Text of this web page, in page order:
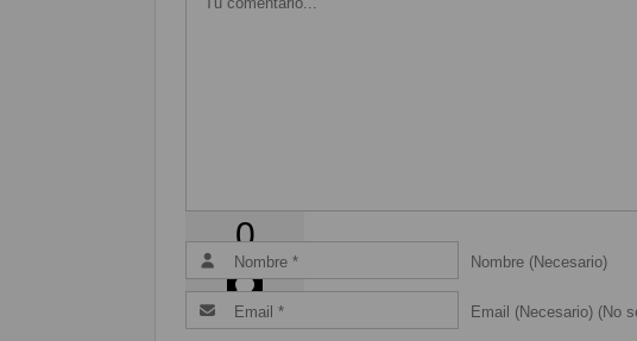
0
Nombre (Necesario)
Email (Necesario) (No